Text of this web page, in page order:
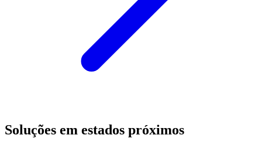
Soluções em estados próximos